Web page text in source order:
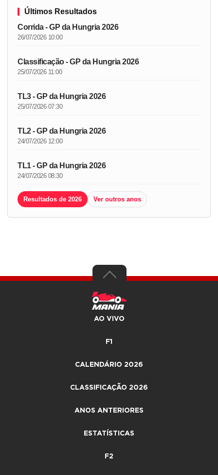
Últimos Resultados
Corrida - GP da Hungria 2026
26/07/2026 10:00
Classificação - GP da Hungria 2026
25/07/2026 11:00
TL3 - GP da Hungria 2026
25/07/2026 07:30
TL2 - GP da Hungria 2026
24/07/2026 12:00
TL1 - GP da Hungria 2026
24/07/2026 08:30
Resultados de 2026 Ver outros anos
AO VIVO
F1
CALENDÁRIO 2026
CLASSIFICAÇÃO 2026
ANOS ANTERIORES
ESTATÍSTICAS
F2